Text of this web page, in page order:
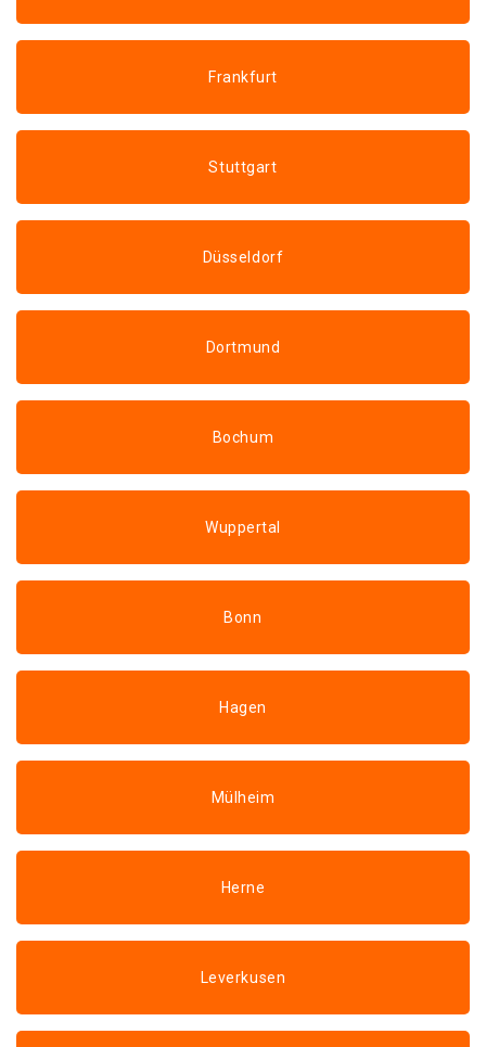
Frankfurt
Stuttgart
Düsseldorf
Dortmund
Bochum
Wuppertal
Bonn
Hagen
Mülheim
Herne
Leverkusen